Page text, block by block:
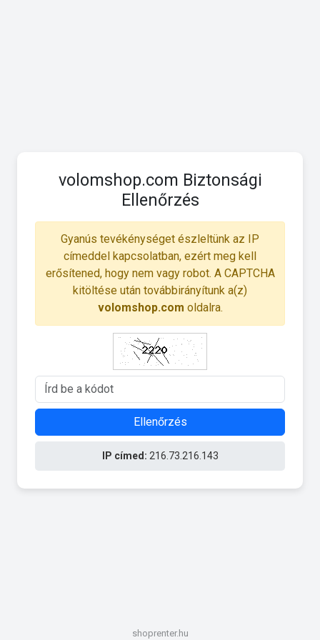
volomshop.com Biztonsági
Ellenőrzés
Gyanús tevékénységet észleltünk az IP
címeddel kapcsolatban, ezért meg kell
erősítened, hogy nem vagy robot. A CAPTCHA
kitöltése után továbbirányítunk a(z)
volomshop.com oldalra.
Ellenőrzés
IP címed: 216.73.216.143
shoprenter.hu